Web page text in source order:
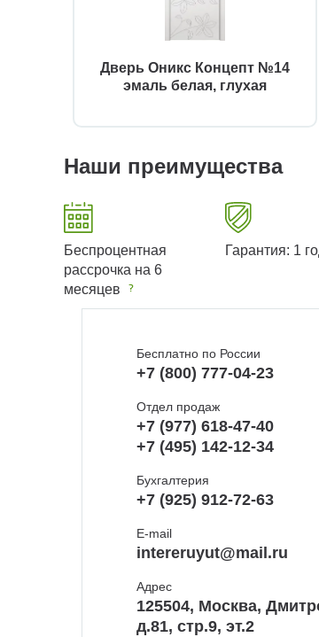
Дверь Оникс Концепт №14
эмаль белая, глухая
Наши преимущества
Беспроцентная
рассрочка на 6
месяцев
Гарантия: 1
Бесплатно по России
+7 (800) 777-04-23
Отдел продаж
+7 (977) 618-47-40
+7 (495) 142-12-34
Бухгалтерия
+7 (925) 912-72-63
E-mail
intereruyut@mail.ru
Адрес
125504, Москва,
д.81, стр.9, эт.2